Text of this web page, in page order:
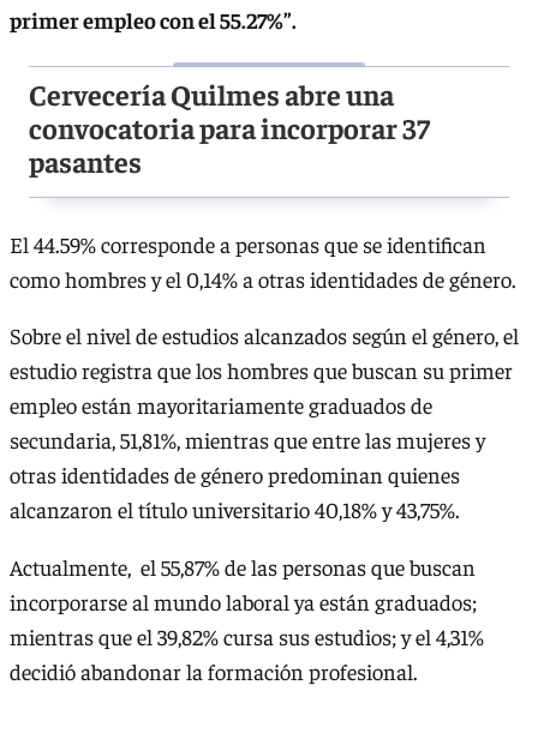
primer empleo con el 55.27%”.
Cervecería Quilmes abre una
convocatoria para incorporar 37
pasantes
El 44.59% corresponde a personas que se identifican
como hombres y el 0,14% a otras identidades de género.
Sobre el nivel de estudios alcanzados según el género, el
estudio registra que los hombres que buscan su primer
empleo están mayoritariamente graduados de
secundaria, 51,81%, mientras que entre las mujeres y
otras identidades de género predominan quienes
alcanzaron el título universitario 40,18% y 43,75%.
Actualmente, el 55,87% de las personas que buscan
incorporarse al mundo laboral ya están graduados;
mientras que el 39,82% cursa sus estudios; y el 4,31%
decidió abandonar la formación profesional.